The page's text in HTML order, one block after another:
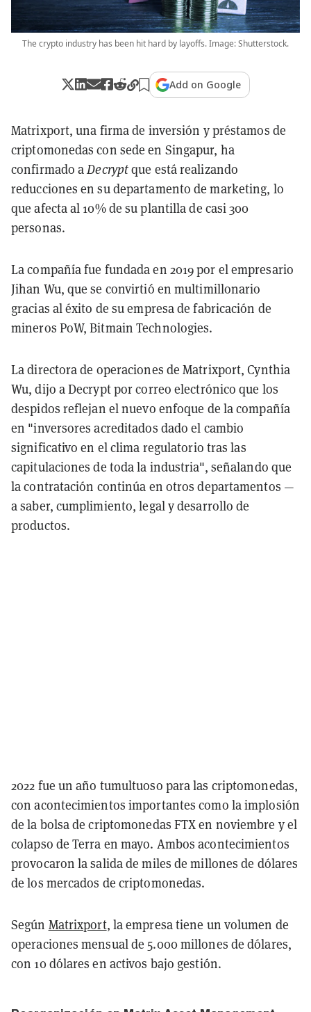
The crypto industry has been hit hard by layoffs. Image: Shutterstock.
Add on Google
Matrixport, una firma de inversión y préstamos de
criptomonedas con sede en Singapur, ha
confirmado aDecryptque está realizando
reducciones en su departamento de marketing, lo
que afecta al 10% de su plantilla de casi 300
personas.
La compañía fue fundada en 2019 por el empresario
Jihan Wu, que se convirtió en multimillonario
gracias al éxito de su empresa de fabricación de
mineros PoW, Bitmain Technologies.
La directora de operaciones de Matrixport, Cynthia
Wu, dijo a Decrypt por correo electrónico que los
despidos reflejan el nuevo enfoque de la compañía
en "inversores acreditados dado el cambio
significativo en el clima regulatorio tras las
capitulaciones de toda la industria", señalando que
la contratación continúa en otros departamentos —
a saber, cumplimiento, legal y desarrollo de
productos.
2022 fue un año tumultuoso para las criptomonedas,
con acontecimientos importantes como la implosión
de la bolsa de criptomonedas FTX en noviembre y el
colapso de Terra en mayo. Ambos acontecimientos
provocaron la salida de miles de millones de dólares
de los mercados de criptomonedas.
Según Matrixport, la empresa tiene un volumen de
operaciones mensual de 5.000 millones de dólares,
con 10 dólares en activos bajo gestión.